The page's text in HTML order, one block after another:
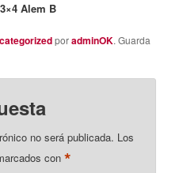
Alem B
poradminOK. Guarda
no será publicada. Los
con*